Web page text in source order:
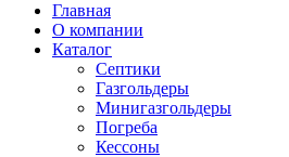
Главная
О компании
Каталог
Септики
Газгольдеры
Минигазгольдеры
Погреба
Кессоны